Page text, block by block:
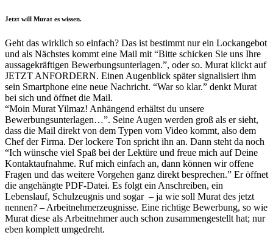
Jetzt will Murat es wissen.
Geht das wirklich so einfach? Das ist bestimmt nur ein Lockangebot
und als Nächstes kommt eine Mail mit “Bitte schicken Sie uns Ihre
aussagekräftigen Bewerbungsunterlagen.”, oder so. Murat klickt auf
JETZT ANFORDERN. Einen Augenblick später signalisiert ihm
sein Smartphone eine neue Nachricht. “War so klar.” denkt Murat
bei sich und öffnet die Mail.
“Moin Murat Yilmaz! Anhängend erhältst du unsere
Bewerbungsunterlagen…”. Seine Augen werden groß als er sieht,
dass die Mail direkt von dem Typen vom Video kommt, also dem
Chef der Firma. Der lockere Ton spricht ihn an. Dann steht da noch
“Ich wünsche viel Spaß bei der Lektüre und freue mich aufDeine
Kontaktaufnahme. Ruf mich einfach an, dann können wir offene
Fragen und das weitere Vorgehen ganz direkt besprechen.” Er öffnet
die angehängte PDF-Datei. Es folgt ein Anschreiben, ein
Lebenslauf, Schulzeugnis und sogar – ja wie soll Murat des jetzt
nennen? – Arbeitnehmerzeugnisse. Eine richtige Bewerbung, so wie
Murat diese als Arbeitnehmer auch schon zusammengestellt hat; nur
eben komplett umgedreht.